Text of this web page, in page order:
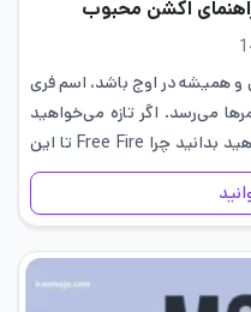
همیشه در اوج باشد، اسم فری
می‌رسد. اگر تازه می‌خواهید
وارد این دنیای اکشن شوید یا می‌خواهید بدانید چرا Free Fire تا این